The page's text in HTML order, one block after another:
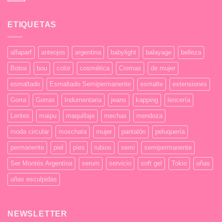
Test
ETIQUETAS
alfaparf anteojos argentina babylight balayage belleza
Botox bou color cosmética Cremas de mujer
esmaltado Esmaltado Semipermanente esmalte extensiones
Gorra Gorras Indumentaria jeans kapping lencería
Lentes maipu maquillaje mechas mendoza
moda circular moschata mujer pantalón peluquería
permanente piel pies rubios semi semipermanente
Ser Montés Argentina serum servicio soft gel Tokio uñas
uñas esculpidas
NEWSLETTER